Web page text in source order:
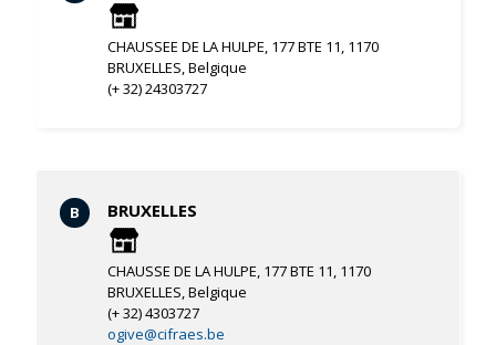
CHAUSSEE DE LA HULPE, 177 BTE 11, 1170
BRUXELLES, Belgique
(+ 32) 24303727
B BRUXELLES
CHAUSSE DE LA HULPE, 177 BTE 11, 1170
BRUXELLES, Belgique
(+ 32) 4303727
ogive@cifraes.be